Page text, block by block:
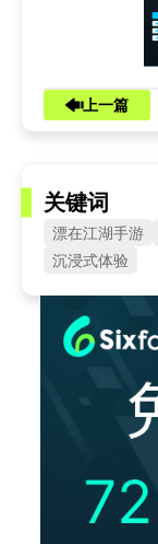
上一篇
关键词
漂在江湖手游
沉浸式体验